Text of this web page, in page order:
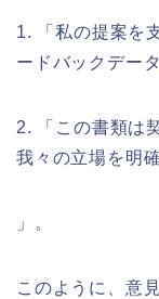
1. 「私の提案を
ードバックデー
2. 「この書類は
我々の立場を明
」。
このように、意